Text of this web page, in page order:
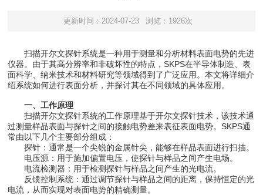
更新时间：2024-07-23 浏览：1926次
扫描开尔文探针系统是一种用于测量和分析材料表面电势的先进
仪器。由于其高分辨率和非破坏性的特点，SKPS在半导体制造、表
面科学、纳米技术和材料研究等领域得到了广泛应用。本文将详细介
绍系统如何进行表面分析，并探讨其在不同领域的具体应用。
一、工作原理
扫描开尔文探针系统的工作原理基于开尔文探针技术，该技术通
过测量样品表面与探针之间的接触电势差来表征表面电势。SKPS通
常由以下几个主要部分组成：
探针：通常是一个尖锐的金属针尖，能够在样品表面进行扫描。
电压源：用于施加偏置电压，使探针与样品之间产生电场。
电流检测器：用于检测探针与样品之间产生的光电流。
反馈控制系统：通过调节探针与样品之间的距离，保持恒定的光
电流，从而实现对表面电势的精确测量。